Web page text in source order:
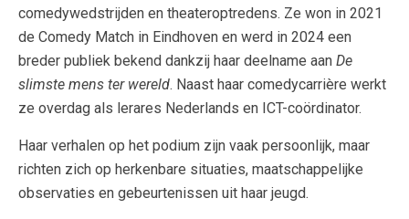
comedywedstrijden en theateroptredens. Ze won in 2021
de Comedy Match in Eindhoven en werd in 2024 een
breder publiek bekend dankzij haar deelname aan De
slimste mens ter wereld. Naast haar comedycarrière werkt
ze overdag als lerares Nederlands en ICT-coördinator.
Haar verhalen op het podium zijn vaak persoonlijk, maar
richten zich op herkenbare situaties, maatschappelijke
observaties en gebeurtenissen uit haar jeugd.